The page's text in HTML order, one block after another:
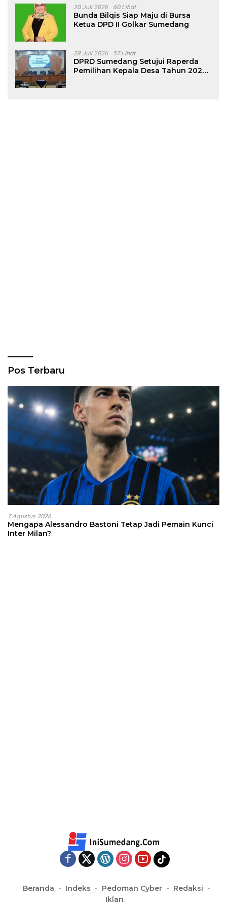
20 Juli 2026 60 Lihat
Bunda Bilqis Siap Maju di Bursa
Ketua DPD II Golkar Sumedang
28 Juli 2026 57 Lihat
DPRD Sumedang Setujui Raperda
Pemilihan Kepala Desa Tahun 2026
Pos Terbaru
7 Agustus 2026
Mengapa Alessandro Bastoni Tetap Jadi Pemain Kunci
Inter Milan?
Beranda Indeks Pedoman Cyber
Redaksi
Iklan